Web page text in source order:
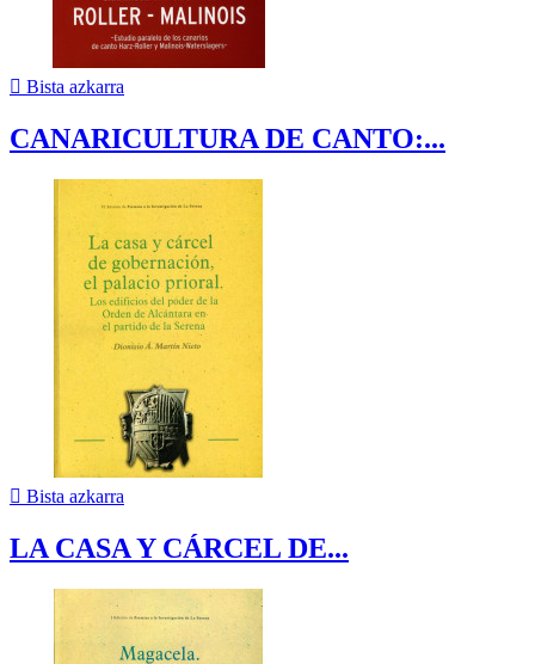
 Bista azkarra
CANARICULTURA DE CANTO:...
 Bista azkarra
LA CASA Y CÁRCEL DE...